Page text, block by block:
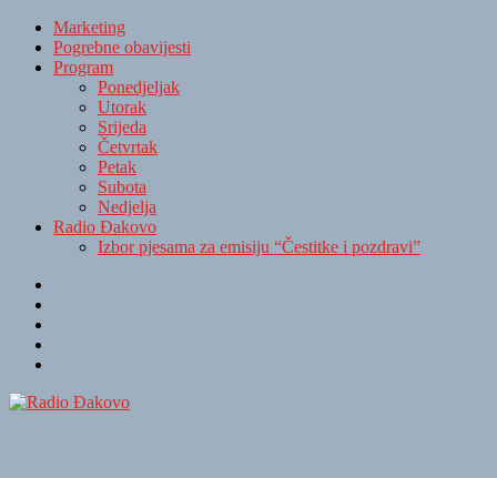
Marketing
Pogrebne obavijesti
Program
Ponedjeljak
Utorak
Srijeda
Četvrtak
Petak
Subota
Nedjelja
Radio Đakovo
Izbor pjesama za emisiju “Čestitke i pozdravi”